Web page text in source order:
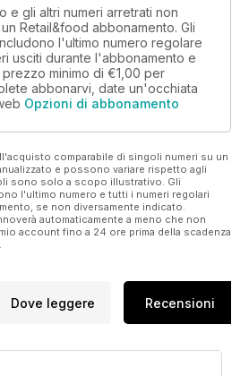
& RETAIL 42
dei consumatori
punto vendita
Dossier shopping mall 45
LONG LIFE
20 milioni di visitatori
DEL RETAIL 50
fornace di nuovi mall
REPORTAGE 52
Central: food gourmet
in banchina
Rapporto Coop 2017 54
catalizzano
TECH & ARREDO 61
64
la foto 71
e gli altri numeri arretrati non
Retail&food abbonamento. Gli
l'ultimo numero regolare
usciti durante l'abbonamento e
minimo di €1,00 per
abbonarvi, date un'occhiata
Opzioni di abbonamento
comparabile di singoli numeri su un
e possono variare rispetto agli
sono solo a scopo illustrativo. Gli
l'ultimo numero e tutti i numeri regolari
se non diversamente indicato.
automaticamente a meno che non
account fino a 24 ore prima della scadenza
Dove leggere Recensioni